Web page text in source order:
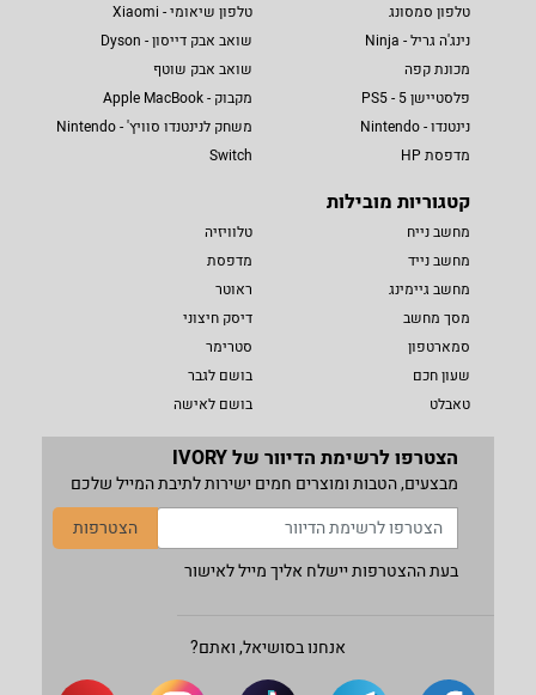
טלפון סמסונג
נינג'ה גריל - Ninja
מכונת קפה
פלסטיישן 5 - PS5
נינטנדו - Nintendo
מדפסת HP
טלפון שיאומי - Xiaomi
שואב אבק דייסון - Dyson
שואב אבק שוטף
מקבוק - Apple MacBook
משחק לנינטנדו סוויץ' - Nintendo
Switch
קטגוריות מובילות
מחשב נייח
מחשב נייד
מחשב גיימינג
מסך מחשב
סמארטפון
שעון חכם
טאבלט
טלוויזיה
מדפסת
ראוטר
דיסק חיצוני
סטרימר
בושם לגבר
בושם לאישה
הצטרפו לרשימת הדיוור של IVORY
מבצעים, הטבות ומוצרים חמים ישירות לתיבת המייל שלכם
הצטרפות
בעת ההצטרפות יישלח אליך מייל לאישור
אנחנו בסושיאל, ואתם?